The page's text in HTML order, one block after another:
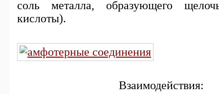
соль металла, образующего
кислоты).
Взаимодействия: